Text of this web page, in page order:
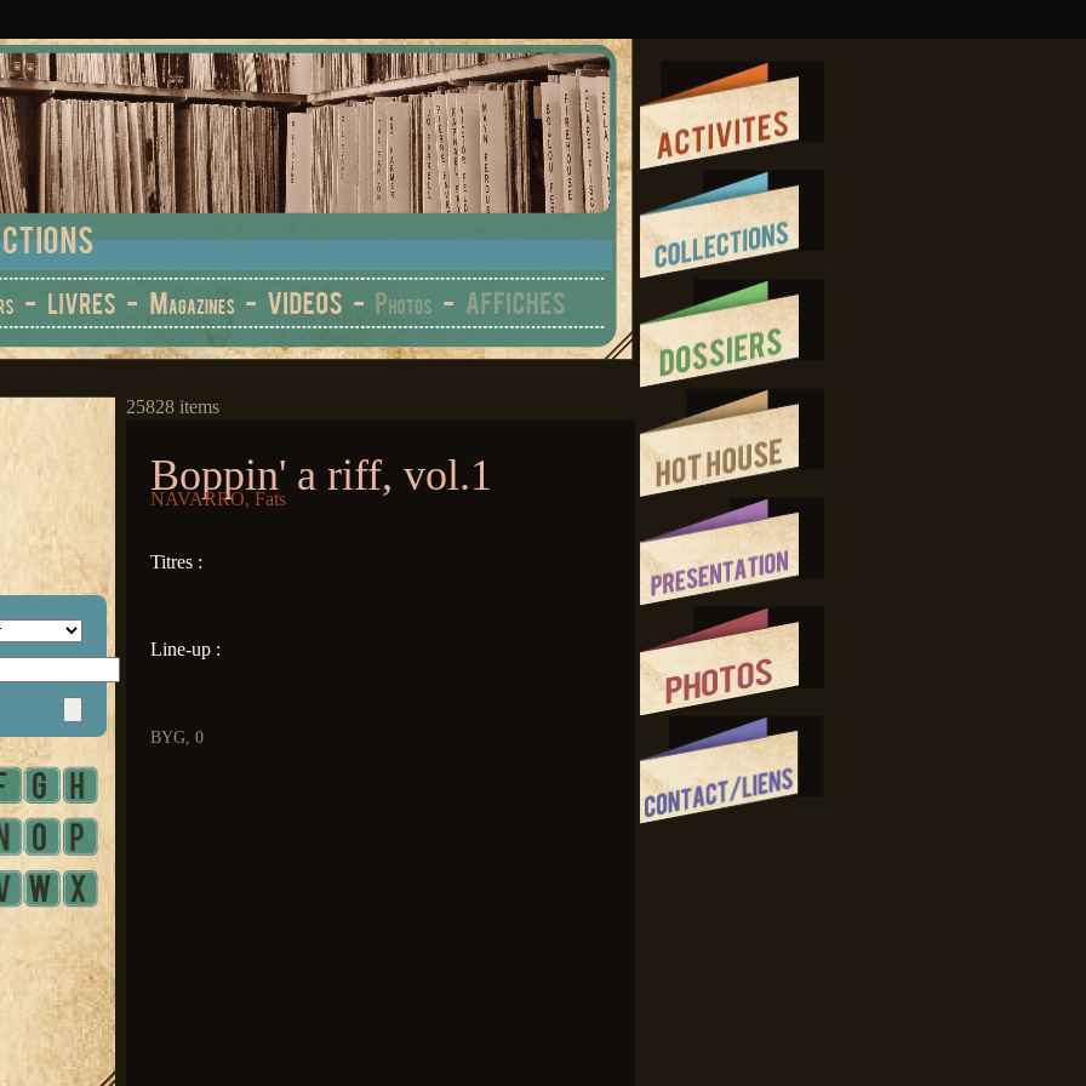
25828 items
Boppin' a riff, vol.1
NAVARRO, Fats
Titres :
Line-up :
BYG, 0